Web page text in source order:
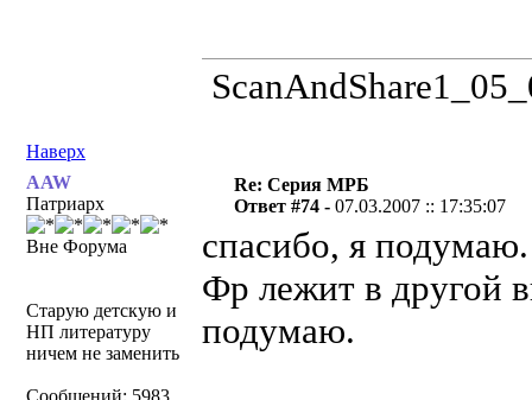
Наверх
AAW
Патриарх
Вне Форума
Старую детскую и
НП литературу
ничем не заменить
Сообщений: 5983
Re: Серия МРБ
Ответ #74 -07.03.2007 :: 17:35:07
спасибо, я
Фр лежит в другой
подумаю.